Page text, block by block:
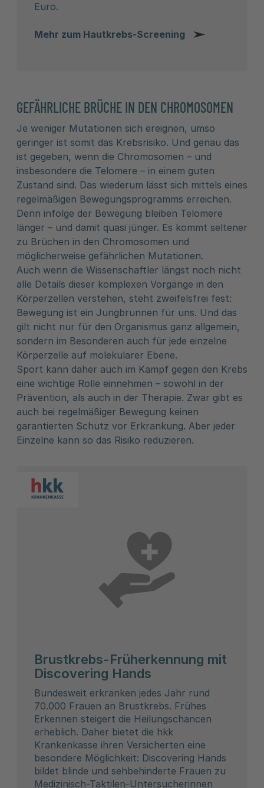
Euro.
Mehr zum Hautkrebs-Screening
GEFÄHRLICHE BRÜCHE IN DEN CHROMOSOMEN
Je weniger Mutationen sich ereignen, umso
geringer ist somit das Krebsrisiko. Und genau das
ist gegeben, wenn die Chromosomen – und
insbesondere die Telomere – in einem guten
Zustand sind. Das wiederum lässt sich mittels eines
regelmäßigen Bewegungsprogramms erreichen.
Denn infolge der Bewegung bleiben Telomere
länger – und damit quasi jünger. Es kommt seltener
zu Brüchen in den Chromosomen und
möglicherweise gefährlichen Mutationen.
Auch wenn die Wissenschaftler längst noch nicht
alle Details dieser komplexen Vorgänge in den
Körperzellen verstehen, steht zweifelsfrei fest:
Bewegung ist ein Jungbrunnen für uns. Und das
gilt nicht nur für den Organismus ganz allgemein,
sondern im Besonderen auch für jede einzelne
Körperzelle auf molekularer Ebene.
Sport kann daher auch im Kampf gegen den Krebs
eine wichtige Rolle einnehmen – sowohl in der
Prävention, als auch in der Therapie. Zwar gibt es
auch bei regelmäßiger Bewegung keinen
garantierten Schutz vor Erkrankung. Aber jeder
Einzelne kann so das Risiko reduzieren.
Brustkrebs-Früherkennung mit
Discovering Hands
Bundesweit erkranken jedes Jahr rund
70.000 Frauen an Brustkrebs. Frühes
Erkennen steigert die Heilungschancen
erheblich. Daher bietet die hkk
Krankenkasse ihren Versicherten eine
besondere Möglichkeit: Discovering Hands
bildet blinde und sehbehinderte Frauen zu
Medizinisch-Taktilen-Untersucherinnen